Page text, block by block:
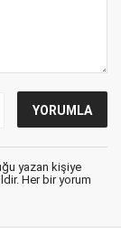
yazan kişiye
Her bir yorum